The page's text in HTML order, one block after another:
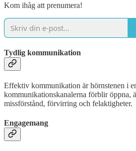
Kom ihåg att prenumera!
Tydlig kommunikation
Effektiv kommunikation är hörnstenen i
kommunikationskanalerna förblir öppna,
missförstånd, förvirring och felaktigheter.
Engagemang